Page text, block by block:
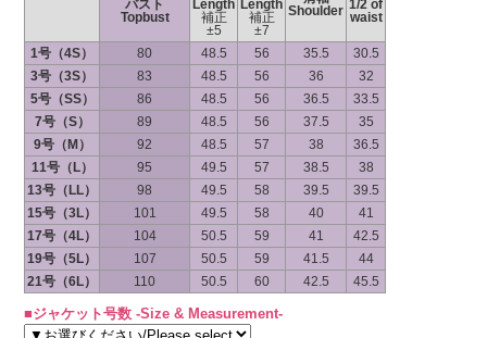
バスト
Topbust
Length
補正
±5
Length
補正
±7
Shoulder 1/2 of
waist
1号（4S） 80 48.5 56 35.5
30.5
3号（3S）
83 48.5 56 36
32
5号（SS）
86 48.5 56 36.5
33.5
7号（S）
89 48.5 56 37.5
35
9号（M）
92 48.5 57 38
36.5
11号（L）
95 49.5 57 38.5
38
13号（LL）
98 49.5 58 39.5
39.5
15号（3L）
101 49.5 58 40
41
17号（4L）
104 50.5 59 41
42.5
19号（5L）
107 50.5 59 41.5
44
21号（6L）
110 50.5 60 42.5 45.5
■ジャケット号数 -Size & Measurement-